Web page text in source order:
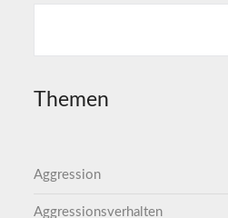
Themen
Aggression
Aggressionsverhalten